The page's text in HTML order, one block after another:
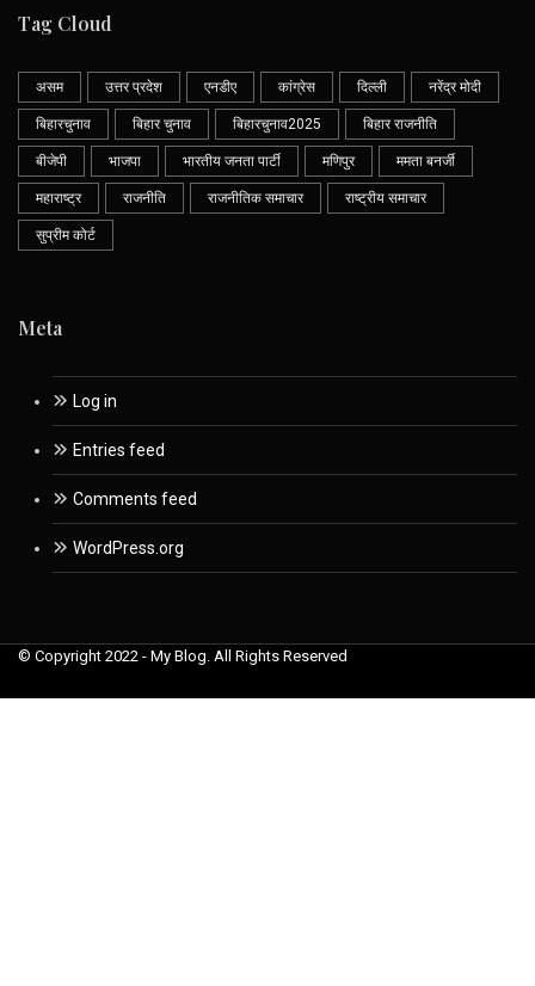
Tag Cloud
असम उत्तर प्रदेश एनडीए कांग्रेस दिल्ली नरेंद्र मोदी
बिहारचुनाव बिहार चुनाव बिहारचुनाव2025 बिहार राजनीति
बीजेपी भाजपा भारतीय जनता पार्टी मणिपुर ममता बनर्जी
महाराष्ट्र राजनीति राजनीतिक समाचार राष्ट्रीय समाचार
सुप्रीम कोर्ट
Meta
Log in
Entries feed
Comments feed
WordPress.org
© Copyright 2022 - My Blog. All Rights Reserved